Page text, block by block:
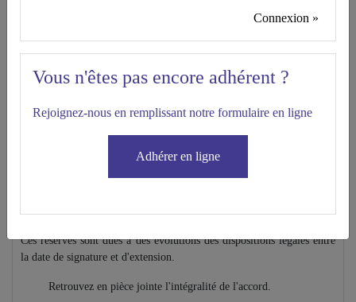
Connexion »
Vous n'êtes pas encore adhérent ?
Rejoignez-nous en remplissant notre formulaire en ligne
Adhérer en ligne
branche relatif au dispositif de l'intéressement en entreprise
permettant ainsi aux structures de moins de 50 ETP, si elles le
souhaitent, de mettre en place de l'intéressement. Cet accord
arrêté du 10 novembre 2021 (JO du 16 novembre, texte n°62).
Des réserves ont été formulées concernant :
le dernier ailnéa de l'article 5 de l'accord ;
cet accord.
Ces réserves sont dues à des évolutions des dispositions légales entre
la date de signature et d'extension.
Retrouvez en pièce jointe l'intégralité de l'accord.